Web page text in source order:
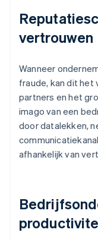
vertrouwen
Wanneer
fraude, kan dit het
partners en het
imago van een
door datalekken,
afhankelijk van